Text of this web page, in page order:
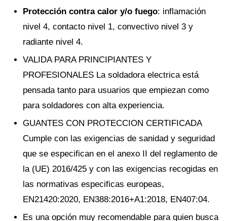
Protección contra calor y/o fuego: inflamación
nivel 4, contacto nivel 1, convectivo nivel 3 y
radiante nivel 4.
VALIDA PARA PRINCIPIANTES Y
PROFESIONALES La soldadora electrica está
pensada tanto para usuarios que empiezan como
para soldadores con alta experiencia.
GUANTES CON PROTECCION CERTIFICADA
Cumple con las exigencias de sanidad y seguridad
que se especifican en el anexo II del reglamento de
la (UE) 2016/425 y con las exigencias recogidas en
las normativas especificas europeas,
EN21420:2020, EN388:2016+A1:2018, EN407:04.
Es una opción muy recomendable para quien busca